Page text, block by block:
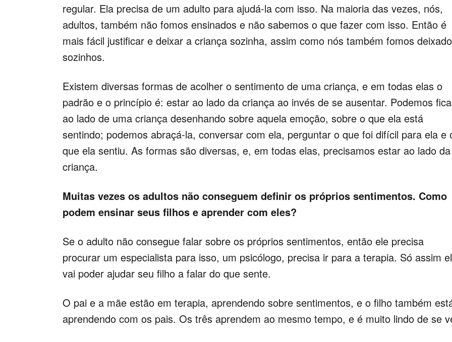
regular. Ela precisa de um adulto para ajudá-la com isso. Na maioria das vezes, nós,
adultos, também não fomos ensinados e não sabemos o que fazer com isso. Então é
mais fácil justificar e deixar a criança sozinha, assim como nós também fomos
sozinhos.
Existem diversas formas de acolher o sentimento de uma criança, e em todas elas o
padrão e o princípio é: estar ao lado da criança ao invés de se ausentar. Podemos
ao lado de uma criança desenhando sobre aquela emoção, sobre o que ela está
sentindo; podemos abraçá-la, conversar com ela, perguntar o que foi difícil para ela e
que ela sentiu. As formas são diversas, e, em todas elas, precisamos estar ao lado da
criança.
Muitas vezes os adultos não conseguem definir os próprios sentimentos. Como
podem ensinar seus filhos e aprender com eles?
Se o adulto não consegue falar sobre os próprios sentimentos, então ele precisa
procurar um especialista para isso, um psicólogo, precisa ir para a terapia. Só assim
vai poder ajudar seu filho a falar do que sente.
O pai e a mãe estão em terapia, aprendendo sobre sentimentos, e o filho também
aprendendo com os pais. Os três aprendem ao mesmo tempo, e é muito lindo de se